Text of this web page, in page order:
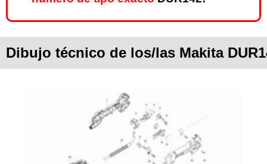
Dibujo técnico de los/las Makita